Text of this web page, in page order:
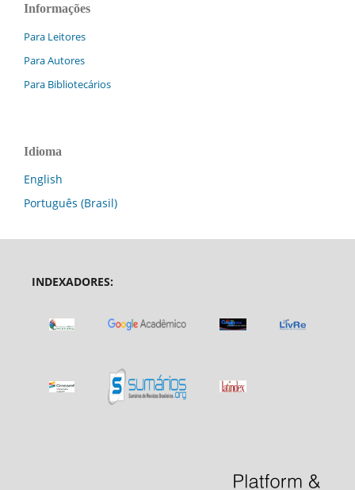
Informações
Para Leitores
Para Autores
Para Bibliotecários
Idioma
English
Português (Brasil)
INDEXADORES: